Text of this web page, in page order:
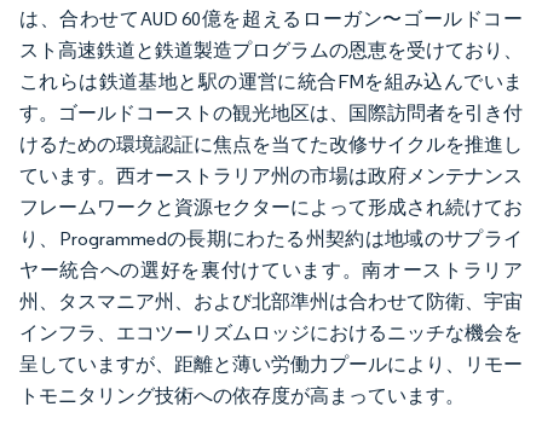
は、合わせてAUD 60億を超えるローガン〜ゴールドコー
スト高速鉄道と鉄道製造プログラムの恩恵を受けており、
これらは鉄道基地と駅の運営に統合FMを組み込んでいま
す。ゴールドコーストの観光地区は、国際訪問者を引き付
けるための環境認証に焦点を当てた改修サイクルを推進し
ています。西オーストラリア州の市場は政府メンテナンス
フレームワークと資源セクターによって形成され続けてお
り、Programmedの長期にわたる州契約は地域のサプライ
ヤー統合への選好を裏付けています。南オーストラリア
州、タスマニア州、および北部準州は合わせて防衛、宇宙
インフラ、エコツーリズムロッジにおけるニッチな機会を
呈していますが、距離と薄い労働力プールにより、リモー
トモニタリング技術への依存度が高まっています。